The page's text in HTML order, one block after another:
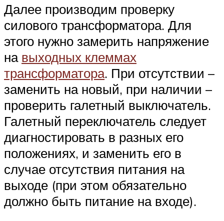
Далее производим проверку
силового трансформатора. Для
этого нужно замерить напряжение
на выходных клеммах
трансформатора. При отсутствии –
заменить на новый, при наличии –
проверить галетный выключатель.
Галетный переключатель следует
диагностировать в разных его
положениях, и заменить его в
случае отсутствия питания на
выходе (при этом обязательно
должно быть питание на входе).